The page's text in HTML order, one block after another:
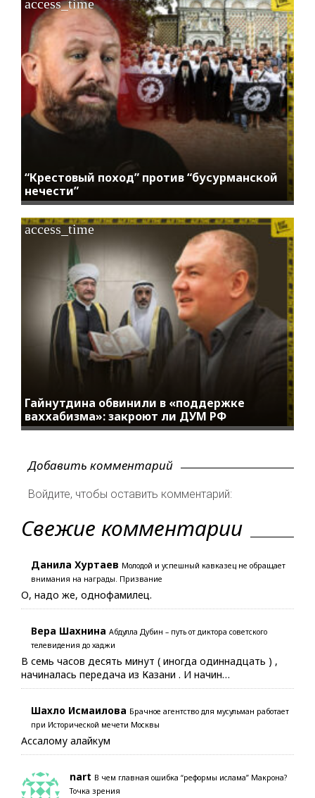
“Крестовый поход” против “бусурманской
нечести”
access_time
Гайнутдина обвинили в «поддержке
ваххабизма»: закроют ли ДУМ РФ
access_time
Добавить комментарий
Войдите, чтобы оставить комментарий:
Свежие комментарии
Данила Хуртаев Молодой и успешный кавказец не обращает
внимания на награды. Призвание
О, надо же, однофамилец.
Вера Шахнина Абдулла Дубин – путь от диктора советского
телевидения до хаджи
В семь часов десять минут ( иногда одиннадцать ) ,
начиналась передача из Казани . И начин…
Шахло Исмаилова Брачное агентство для мусульман работает
при Исторической мечети Москвы
Ассалому алайкум
nart В чем главная ошибка “реформы ислама” Макрона?
Точка зрения